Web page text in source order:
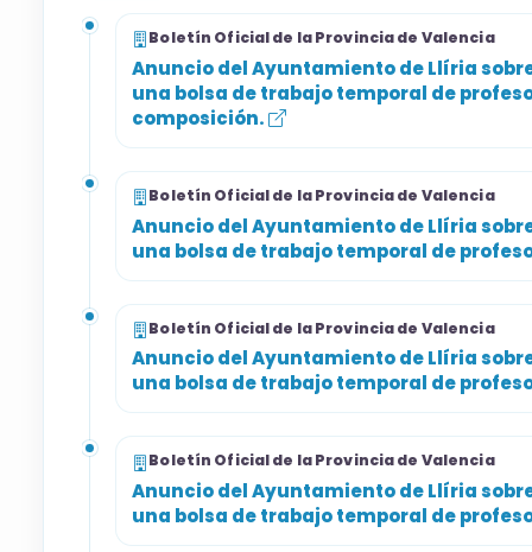
Resumen orientativo de los datos
inscribirte.
Boletín Oficial de la Provincia de Valencia
Anuncio del Ayuntamiento de Llíria
una bolsa de trabajo temporal de
composición.
Boletín Oficial de la Provincia de Valencia
Anuncio del Ayuntamiento de Llíria
una bolsa de trabajo temporal de
Boletín Oficial de la Provincia de Valencia
Anuncio del Ayuntamiento de Llíria
una bolsa de trabajo temporal de
Boletín Oficial de la Provincia de Valencia
Anuncio del Ayuntamiento de Llíria
una bolsa de trabajo temporal de